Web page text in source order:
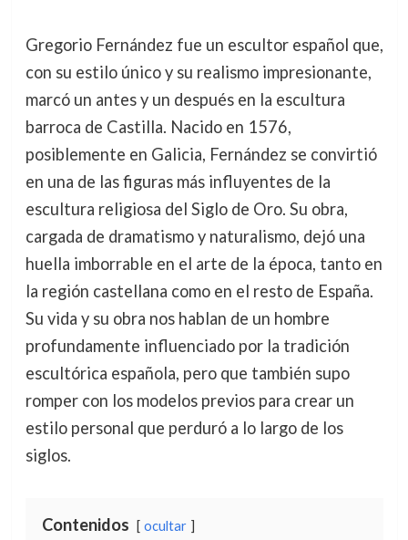
Gregorio Fernández fue un escultor español que,
con su estilo único y su realismo impresionante,
marcó un antes y un después en la escultura
barroca de Castilla. Nacido en 1576,
posiblemente en Galicia, Fernández se convirtió
en una de las figuras más influyentes de la
escultura religiosa del Siglo de Oro. Su obra,
cargada de dramatismo y naturalismo, dejó una
huella imborrable en el arte de la época, tanto en
la región castellana como en el resto de España.
Su vida y su obra nos hablan de un hombre
profundamente influenciado por la tradición
escultórica española, pero que también supo
romper con los modelos previos para crear un
estilo personal que perduró a lo largo de los
siglos.
Contenidos ocultar